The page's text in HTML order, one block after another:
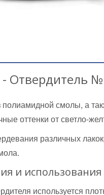
Отвердитель
смолы, а
оттенки от светло-
различных
и использования
используется